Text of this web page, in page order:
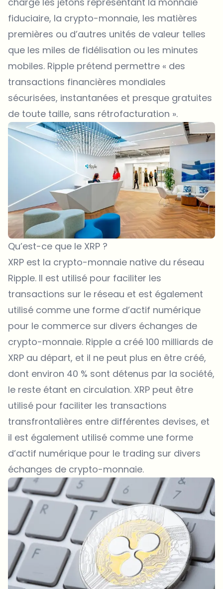
fiduciaire, la crypto-monnaie, les matières
premières ou d’autres unités de valeur telles
que les miles de fidélisation ou les minutes
mobiles. Ripple prétend permettre « des
transactions financières mondiales
sécurisées, instantanées et presque gratuites
de toute taille, sans rétrofacturation ».
Qu’est-ce que le XRP ?
XRP est la crypto-monnaie native du réseau
Ripple. Il est utilisé pour faciliter les
transactions sur le réseau et est également
utilisé comme une forme d’actif numérique
pour le commerce sur divers échanges de
crypto-monnaie. Ripple a créé 100 milliards de
XRP au départ, et il ne peut plus en être créé,
dont environ 40 % sont détenus par la société,
le reste étant en circulation. XRP peut être
utilisé pour faciliter les transactions
transfrontalières entre différentes devises, et
il est également utilisé comme une forme
d’actif numérique pour le trading sur divers
échanges de crypto-monnaie.